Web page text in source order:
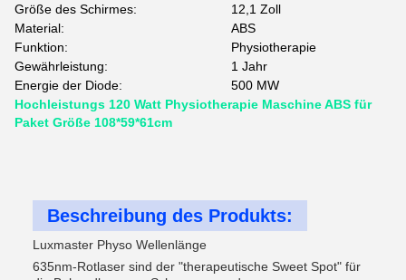
Größe des Schirmes:
12,1 Zoll
Material:
ABS
Funktion:
Physiotherapie
Gewährleistung:
1 Jahr
Energie der Diode:
500 MW
Hochleistungs 120 Watt Physiotherapie Maschine ABS für
Paket Größe 108*59*61cm
Beschreibung des Produkts:
Luxmaster Physo Wellenlänge
635nm-Rotlaser sind der "therapeutische Sweet Spot" für